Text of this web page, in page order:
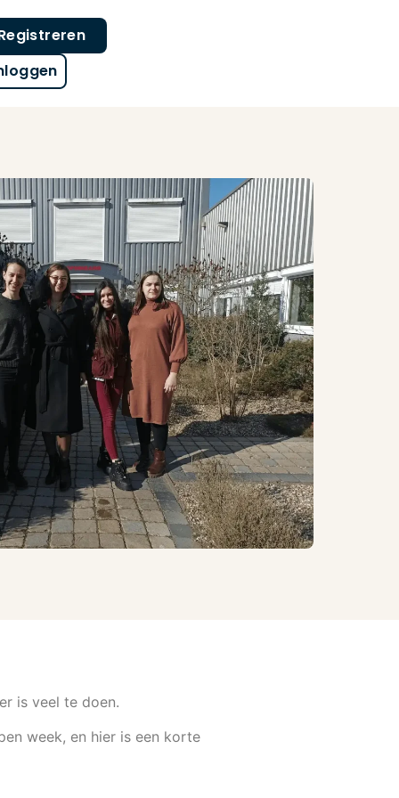
is veel te doen.
week, en hier is een korte